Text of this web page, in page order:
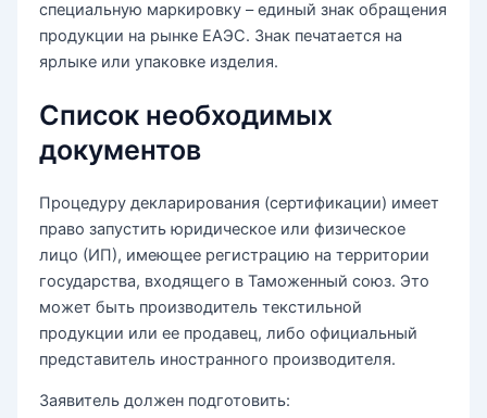
специальную маркировку – единый знак обращения
продукции на рынке ЕАЭС. Знак печатается на
ярлыке или упаковке изделия.
Список необходимых
документов
Процедуру декларирования (сертификации) имеет
право запустить юридическое или физическое
лицо (ИП), имеющее регистрацию на территории
государства, входящего в Таможенный союз. Это
может быть производитель текстильной
продукции или ее продавец, либо официальный
представитель иностранного производителя.
Заявитель должен подготовить: